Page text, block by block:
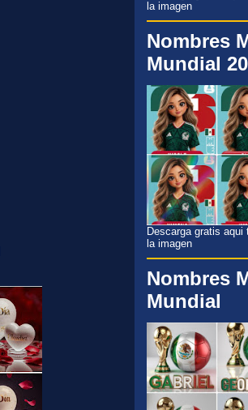
la imagen
Nombres
Mundial
Descarga gratis
la imagen
Nombres
Mundial